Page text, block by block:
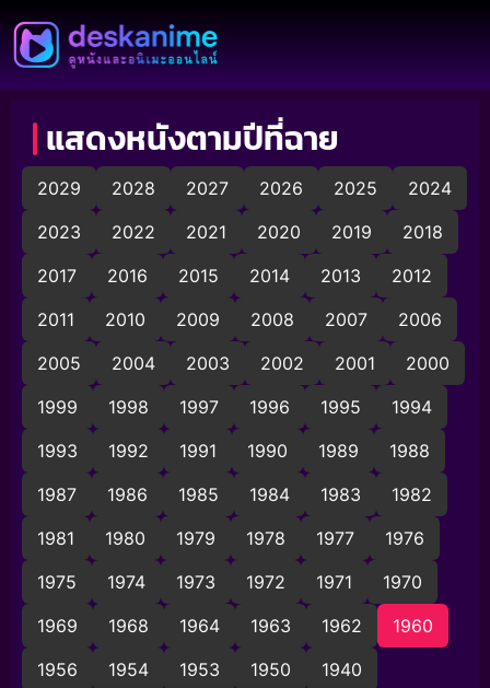
แสดงหนังตามปีที่ฉาย
2029 2028 2027 2026 2025
2024
2023
2022 2021 2020 2019
2018
2017
2016 2015 2014 2013
2012
2011
2010 2009 2008 2007
2006
2005
2004 2003 2002 2001
2000
1999
1998 1997 1996 1995
1994
1993
1992 1991 1990 1989
1988
1987
1986 1985 1984 1983
1982
1981
1980 1979 1978 1977
1976
1975
1974 1973 1972 1971
1970
1969
1968 1964 1963 1962
1960
1956
1954 1953 1950 1940